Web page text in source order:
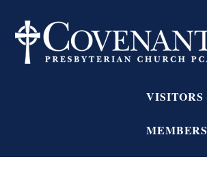
VISITORS
MEMBERS